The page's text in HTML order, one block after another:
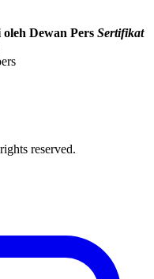
Dewan Pers Sertifikat
reserved.